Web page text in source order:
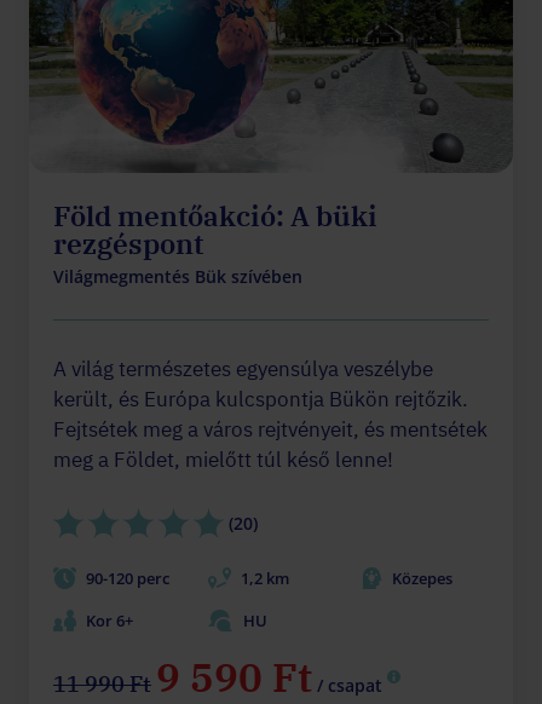
Föld mentőakció: A büki
rezgéspont
Világmegmentés Bük szívében
A világ természetes egyensúlya veszélybe
került, és Európa kulcspontja Bükön rejtőzik.
Fejtsétek meg a város rejtvényeit, és mentsétek
meg a Földet, mielőtt túl késő lenne!
(20)
90-120 perc 1,2 km
Közepes
Kor 6+
HU
11 990 Ft 9 590 Ft / csapat